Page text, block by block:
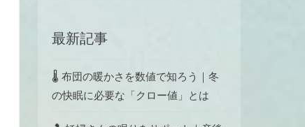
最新記事
🌡️ 布団の暖かさを数値で知ろう｜冬
の快眠に必要な「クロー値」とは